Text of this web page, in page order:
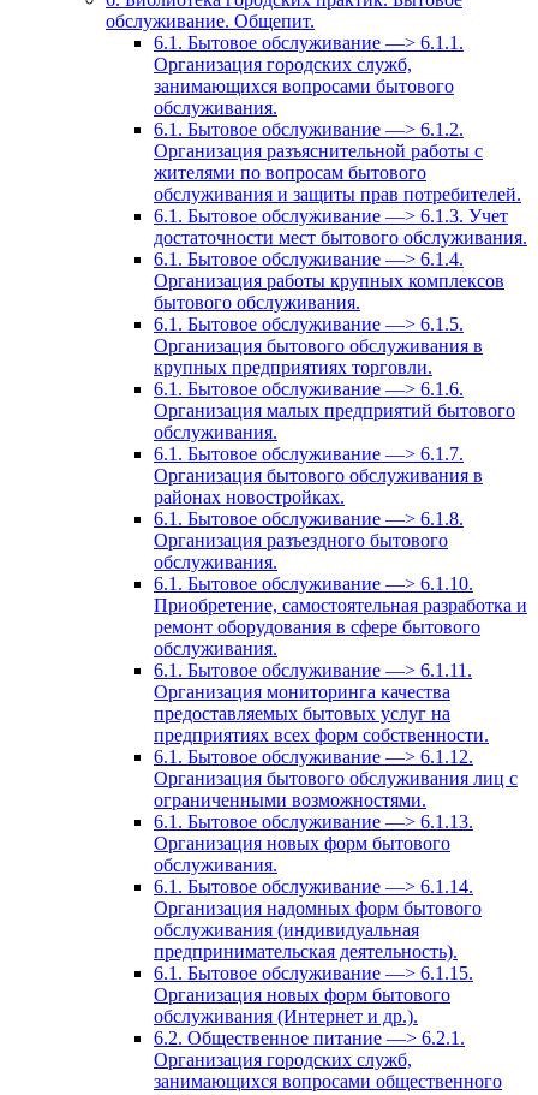
обслуживание. Общепит.
6.1. Бытовое обслуживание —> 6.1.1.
Организация городских служб,
занимающихся вопросами бытового
обслуживания.
6.1. Бытовое обслуживание —> 6.1.2.
Организация разъяснительной работы с
жителями по вопросам бытового
обслуживания и защиты прав потребителей.
6.1. Бытовое обслуживание —> 6.1.3. Учет
достаточности мест бытового обслуживания.
6.1. Бытовое обслуживание —> 6.1.4.
Организация работы крупных комплексов
бытового обслуживания.
6.1. Бытовое обслуживание —> 6.1.5.
Организация бытового обслуживания в
крупных предприятиях торговли.
6.1. Бытовое обслуживание —> 6.1.6.
Организация малых предприятий бытового
обслуживания.
6.1. Бытовое обслуживание —> 6.1.7.
Организация бытового обслуживания в
районах новостройках.
6.1. Бытовое обслуживание —> 6.1.8.
Организация разъездного бытового
обслуживания.
6.1. Бытовое обслуживание —> 6.1.10.
Приобретение, самостоятельная разработка и
ремонт оборудования в сфере бытового
обслуживания.
6.1. Бытовое обслуживание —> 6.1.11.
Организация мониторинга качества
предоставляемых бытовых услуг на
предприятиях всех форм собственности.
6.1. Бытовое обслуживание —> 6.1.12.
Организация бытового обслуживания лиц с
ограниченными возможностями.
6.1. Бытовое обслуживание —> 6.1.13.
Организация новых форм бытового
обслуживания.
6.1. Бытовое обслуживание —> 6.1.14.
Организация надомных форм бытового
обслуживания (индивидуальная
предпринимательская деятельность).
6.1. Бытовое обслуживание —> 6.1.15.
Организация новых форм бытового
обслуживания (Интернет и др.).
6.2. Общественное питание —> 6.2.1.
Организация городских служб,
занимающихся вопросами общественного